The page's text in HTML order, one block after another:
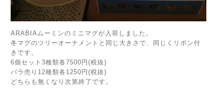
ARABIAムーミンのミニマグが入荷しました。
冬マグのツリーオーナメントと同じ大きさで、同じくリボン付
きです。
6個セット3種類各7500円(税抜)
バラ売り12種類各1250円(税抜)
どちらも無くなり次第終了です。